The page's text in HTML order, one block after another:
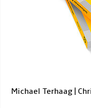
Michael Terhaag |